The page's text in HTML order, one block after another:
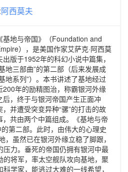
阿西莫夫
《基地与帝国》（Foundation and
），是美国作家艾萨克·阿西莫
出版于1952年的科幻小说中篇集，
地三部曲”的第二部（后来发展成
地系列”）。本书讲述了基地经过
200年的励精图治，称霸银河外缘
后，终于与银河帝国产生正面冲
，并遭受突变异种“骡”的打击的故
，共由两个中篇组成。《基地与帝
第二部。此时，由伟大的心理史
，虽然已在银河外缘立稳了脚跟，
力。垂死的帝国仍拥有银河中最
将军，率太空舰队攻向基地，聚
学家，能逃过大难的一线希望，